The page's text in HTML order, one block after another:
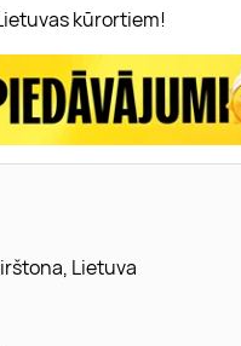
kūrortiem!
Lietuva